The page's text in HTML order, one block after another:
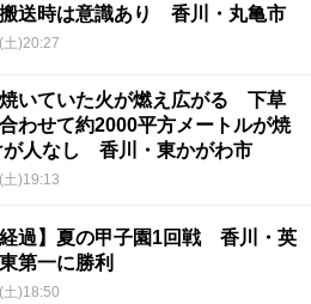
送時は意識あり 香川・丸亀市
)20:27
いていた火が燃え広がる 下草
わせて約2000平方メートルが焼
が人なし 香川・東かがわ市
)19:13
経過】夏の甲子園1回戦 香川・英
第一に勝利
)18:50